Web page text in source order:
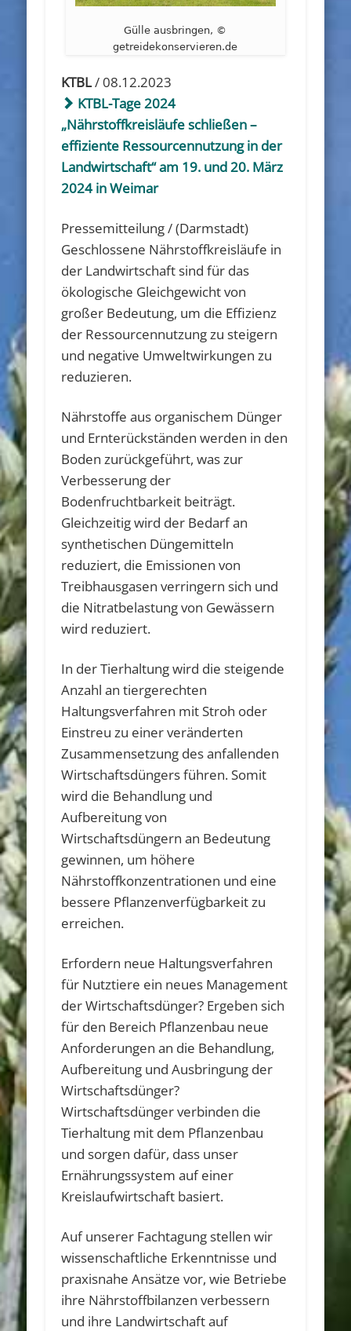
Gülle ausbringen, ©
getreidekonservieren.de
KTBL/ 08.12.2023
KTBL-Tage 2024
„Nährstoffkreisläufe schließen –
effiziente Ressourcennutzung in der
Landwirtschaft“ am 19. und 20. März
2024 in Weimar
Pressemitteilung / (Darmstadt)
Geschlossene Nährstoffkreisläufe in
der Landwirtschaft sind für das
ökologische Gleichgewicht von
großer Bedeutung, um die Effizienz
der Ressourcennutzung zu steigern
und negative Umweltwirkungen zu
reduzieren.
Nährstoffe aus organischem Dünger
und Ernterückständen werden in den
Boden zurückgeführt, was zur
Verbesserung der
Bodenfruchtbarkeit beiträgt.
Gleichzeitig wird der Bedarf an
synthetischen Düngemitteln
reduziert, die Emissionen von
Treibhausgasen verringern sich und
die Nitratbelastung von Gewässern
wird reduziert.
In der Tierhaltung wird die steigende
Anzahl an tiergerechten
Haltungsverfahren mit Stroh oder
Einstreu zu einer veränderten
Zusammensetzung des anfallenden
Wirtschaftsdüngers führen. Somit
wird die Behandlung und
Aufbereitung von
Wirtschaftsdüngern an Bedeutung
gewinnen, um höhere
Nährstoffkonzentrationen und eine
bessere Pflanzenverfügbarkeit zu
erreichen.
Erfordern neue Haltungsverfahren
für Nutztiere ein neues Management
der Wirtschaftsdünger? Ergeben sich
für den Bereich Pflanzenbau neue
Anforderungen an die Behandlung,
Aufbereitung und Ausbringung der
Wirtschaftsdünger?
Wirtschaftsdünger verbinden die
Tierhaltung mit dem Pflanzenbau
und sorgen dafür, dass unser
Ernährungssystem auf einer
Kreislaufwirtschaft basiert.
Auf unserer Fachtagung stellen wir
wissenschaftliche Erkenntnisse und
praxisnahe Ansätze vor, wie Betriebe
ihre Nährstoffbilanzen verbessern
und ihre Landwirtschaft auf